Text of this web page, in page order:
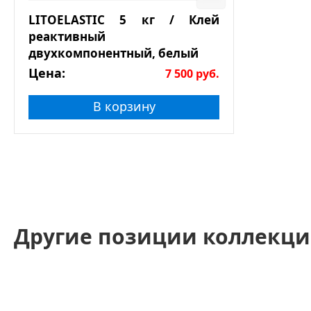
LITOELASTIC 5 кг / Клей
реактивный
двухкомпонентный, белый
Цена: 7 500 руб.
В корзину
Другие позиции